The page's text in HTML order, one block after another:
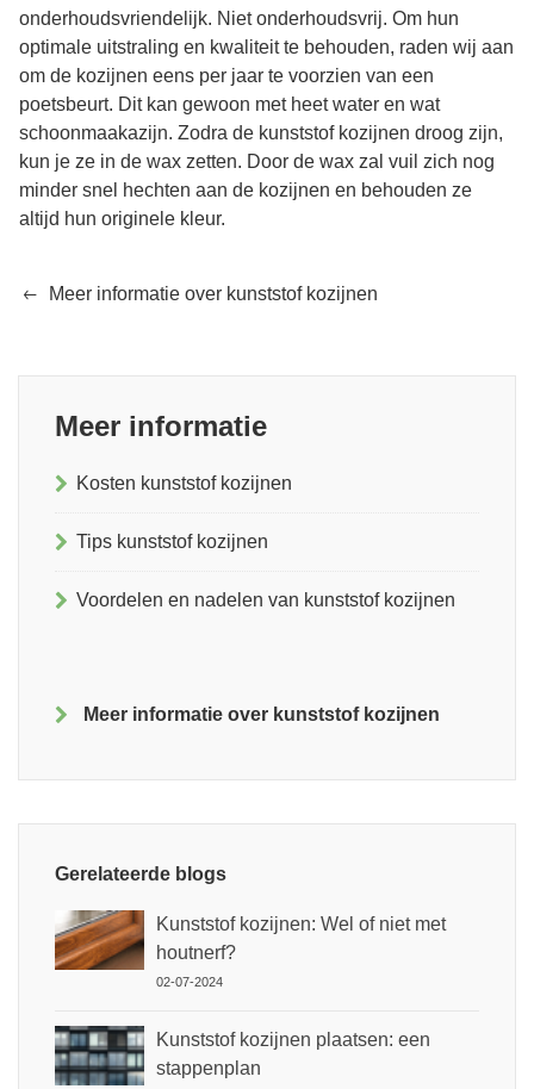
onderhoudsvriendelijk. Niet onderhoudsvrij. Om hun
optimale uitstraling en kwaliteit te behouden, raden wij aan
om de kozijnen eens per jaar te voorzien van een
poetsbeurt. Dit kan gewoon met heet water en wat
schoonmaakazijn. Zodra de kunststof kozijnen droog zijn,
kun je ze in de wax zetten. Door de wax zal vuil zich nog
minder snel hechten aan de kozijnen en behouden ze
altijd hun originele kleur.
Meer informatie over kunststof kozijnen
Meer informatie
Kosten kunststof kozijnen
Tips kunststof kozijnen
Voordelen en nadelen van kunststof kozijnen
Meer informatie over kunststof kozijnen
Gerelateerde blogs
Kunststof kozijnen: Wel of niet met
houtnerf?
02-07-2024
Kunststof kozijnen plaatsen: een
stappenplan